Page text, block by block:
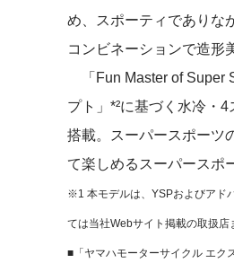
め、スポーティでありな
コンビネーションで造形
「Fun Master of Super
プト」*²に基づく水冷・
搭載。スーパースポーツ
て楽しめるスーパースポ
※1 本モデルは、YSPおよびアド
ては当社Webサイト掲載の取扱
■「ヤマハモーターサイクル エ